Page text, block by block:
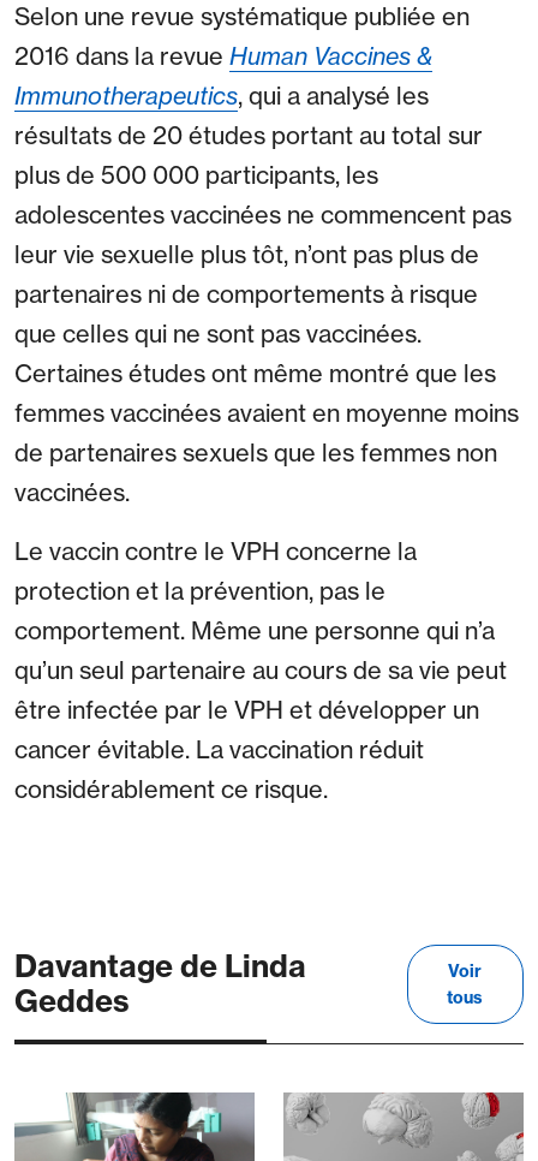
Selon une revue systématique publiée en
2016 dans la revue Human Vaccines &
Immunotherapeutics, qui a analysé les
résultats de 20 études portant au total sur
plus de 500 000 participants, les
adolescentes vaccinées ne commencent pas
leur vie sexuelle plus tôt, n’ont pas plus de
partenaires ni de comportements à risque
que celles qui ne sont pas vaccinées.
Certaines études ont même montré que les
femmes vaccinées avaient en moyenne moins
de partenaires sexuels que les femmes non
vaccinées.
Le vaccin contre le VPH concerne la
protection et la prévention, pas le
comportement. Même une personne qui n’a
qu’un seul partenaire au cours de sa vie peut
être infectée par le VPH et développer un
cancer évitable. La vaccination réduit
considérablement ce risque.
Davantage de Linda
Geddes
Voir
tous